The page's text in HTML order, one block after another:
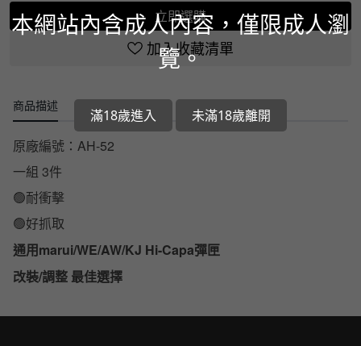
立即選購
加入收藏清單
商品描述
原廠編號：AH-52
一組 3件
🟢耐衝擊
🟢好抓取
通用 marui/WE/AW/KJ Hi-Capa彈匣
改裝/調整 最佳選擇
本網站內含成人內容，僅限成人瀏
覽。
滿18歲進入 未滿18歲離開